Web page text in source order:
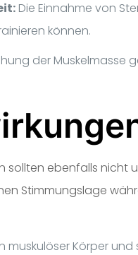
Die Einnahme von
können.
der Muskelmasse
sollten ebenfalls
Stimmungslage
muskulöser Körper